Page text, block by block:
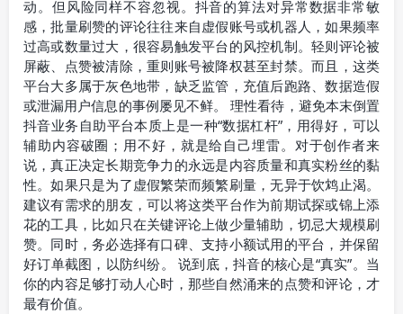
动。但风险同样不容忽视。抖音的算法对异常数据非常敏
感，批量刷赞的评论往往来自虚假账号或机器人，如果频率
过高或数量过大，很容易触发平台的风控机制。轻则评论被
屏蔽、点赞被清除，重则账号被降权甚至封禁。而且，这类
平台大多属于灰色地带，缺乏监管，充值后跑路、数据造假
或泄漏用户信息的事例屡见不鲜。 理性看待，避免本末倒置
抖音业务自助平台本质上是一种“数据杠杆”，用得好，可以
辅助内容破圈；用不好，就是给自己埋雷。对于创作者来
说，真正决定长期竞争力的永远是内容质量和真实粉丝的黏
性。如果只是为了虚假繁荣而频繁刷量，无异于饮鸩止渴。
建议有需求的朋友，可以将这类平台作为前期试探或锦上添
花的工具，比如只在关键评论上做少量辅助，切忌大规模刷
赞。同时，务必选择有口碑、支持小额试用的平台，并保留
好订单截图，以防纠纷。 说到底，抖音的核心是“真实”。当
你的内容足够打动人心时，那些自然涌来的点赞和评论，才
最有价值。